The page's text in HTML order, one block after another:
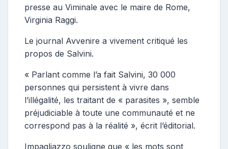
presse au Viminale avec le maire de Rome,
Virginia Raggi.
Le journal Avvenire a vivement critiqué les
propos de Salvini.
« Parlant comme l’a fait Salvini, 30 000
personnes qui persistent à vivre dans
l’illégalité, les traitant de « parasites », semble
préjudiciable à toute une communauté et ne
correspond pas à la réalité », écrit l’éditorial.
Impagliazzo souligne que « les mots sont